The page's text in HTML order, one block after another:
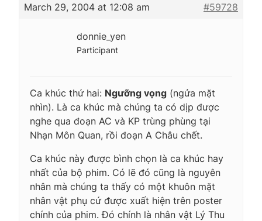
March 29, 2004 at 12:08 am #59728
donnie_yen
Participant
Ca khúc thứ hai: Ngưỡng vọng (ngửa mặt
nhìn). Là ca khúc mà chúng ta có dịp được
nghe qua đoạn AC và KP trùng phùng tại
Nhạn Môn Quan, rồi đoạn A Châu chết.
Ca khúc này được bình chọn là ca khúc hay
nhất của bộ phim. Có lẽ đó cũng là nguyên
nhân mà chúng ta thấy có một khuôn mặt
nhân vật phụ cứ được xuất hiện trên poster
chính của phim. Đó chính là nhân vật Lý Thu